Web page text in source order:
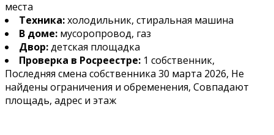
места
Техника:холодильник, стиральная машина
В доме: мусоропровод, газ
Двор:детская площадка
Проверка в Росреестре: 1 собственник,
Последняя смена собственника 30 марта 2026, Не
найдены ограничения и обременения, Совпадают
площадь, адрес и этаж